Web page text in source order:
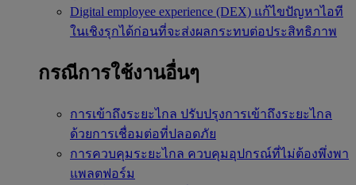
Digital employee experience (DEX) แก้ไขปัญหาไอที
ในเชิงรุกได้ก่อนที่จะส่งผลกระทบต่อประสิทธิภาพ
กรณีการใช้งานอื่นๆ
การเข้าถึงระยะไกล ปรับปรุงการเข้าถึงระยะไกล
ด้วยการเชื่อมต่อที่ปลอดภัย
การควบคุมระยะไกล ควบคุมอุปกรณ์ที่ไม่ต้องพึ่งพา
แพลตฟอร์ม